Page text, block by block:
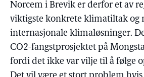
Norcem i Brevik er derfor et av
viktigste konkrete klimatiltak og
internasjonale klimaløsninger.
CO2-fangstprosjektet på
fordi det ikke var vilje til å følge